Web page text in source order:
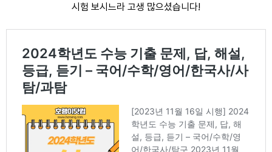
시험 보시느라 고생 많으셨습니다!